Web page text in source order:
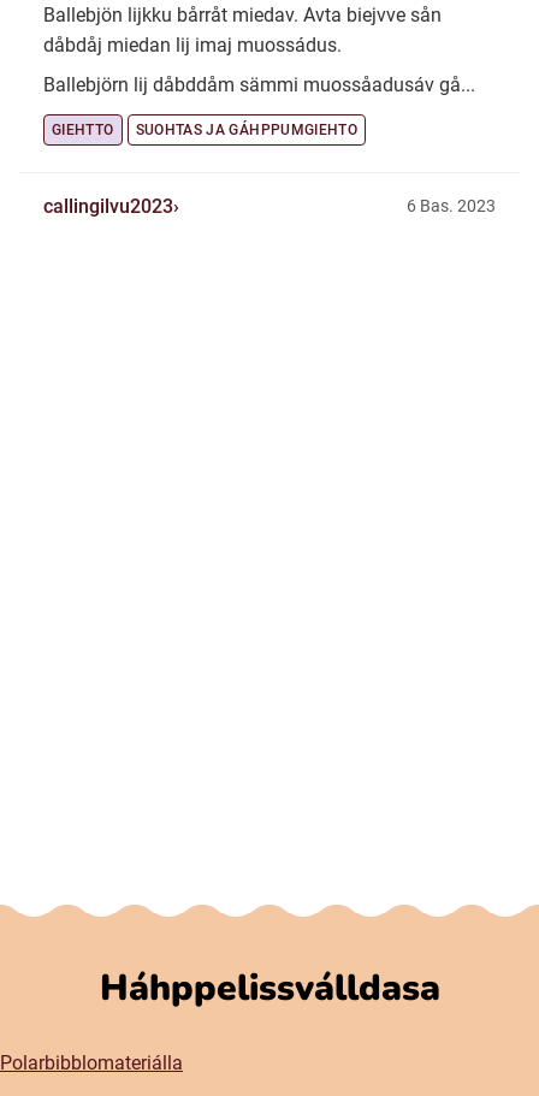
Ballebjön lijkku bårråt miedav. Avta biejvve sån
dåbdåj miedan lij imaj muossádus.
Ballebjörn lij dåbddåm sämmi muossåadusáv gå...
GIEHTTO SUOHTAS JA GÁHPPUMGIEHTO
callingilvu2023 6 Bas. 2023
Háhppelissválldasa
Polarbibblomateriálla